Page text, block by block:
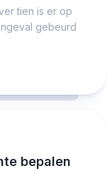
tien is er op
gebeurd
bepalen